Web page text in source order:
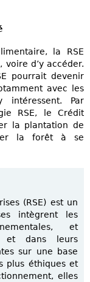
la RSE
d’y accéder.
pourrait devenir
avec les
intéressent. Par
RSE, le Crédit
la plantation de
la forêt à se
(RSE) est un
intègrent les
et
et dans leurs
sur une base
plus éthiques et
elles